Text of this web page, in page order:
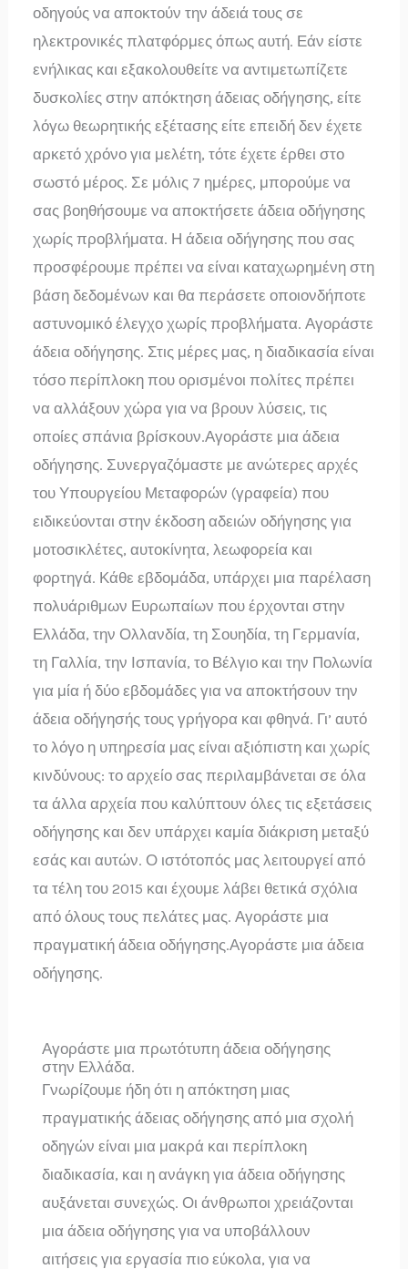
οδηγούς να αποκτούν την άδειά τους σε
ηλεκτρονικές πλατφόρμες όπως αυτή. Εάν είστε
ενήλικας και εξακολουθείτε να αντιμετωπίζετε
δυσκολίες στην απόκτηση άδειας οδήγησης, είτε
λόγω θεωρητικής εξέτασης είτε επειδή δεν έχετε
αρκετό χρόνο για μελέτη, τότε έχετε έρθει στο
σωστό μέρος. Σε μόλις 7 ημέρες, μπορούμε να
σας βοηθήσουμε να αποκτήσετε άδεια οδήγησης
χωρίς προβλήματα. Η άδεια οδήγησης που σας
προσφέρουμε πρέπει να είναι καταχωρημένη στη
βάση δεδομένων και θα περάσετε οποιονδήποτε
αστυνομικό έλεγχο χωρίς προβλήματα. Αγοράστε
άδεια οδήγησης. Στις μέρες μας, η διαδικασία είναι
τόσο περίπλοκη που ορισμένοι πολίτες πρέπει
να αλλάξουν χώρα για να βρουν λύσεις, τις
οποίες σπάνια βρίσκουν.Αγοράστε μια άδεια
οδήγησης. Συνεργαζόμαστε με ανώτερες αρχές
του Υπουργείου Μεταφορών (γραφεία) που
ειδικεύονται στην έκδοση αδειών οδήγησης για
μοτοσικλέτες, αυτοκίνητα, λεωφορεία και
φορτηγά. Κάθε εβδομάδα, υπάρχει μια παρέλαση
πολυάριθμων Ευρωπαίων που έρχονται στην
Ελλάδα, την Ολλανδία, τη Σουηδία, τη Γερμανία,
τη Γαλλία, την Ισπανία, το Βέλγιο και την Πολωνία
για μία ή δύο εβδομάδες για να αποκτήσουν την
άδεια οδήγησής τους γρήγορα και φθηνά. Γι’ αυτό
το λόγο η υπηρεσία μας είναι αξιόπιστη και χωρίς
κινδύνους: το αρχείο σας περιλαμβάνεται σε όλα
τα άλλα αρχεία που καλύπτουν όλες τις εξετάσεις
οδήγησης και δεν υπάρχει καμία διάκριση μεταξύ
εσάς και αυτών. Ο ιστότοπός μας λειτουργεί από
τα τέλη του 2015 και έχουμε λάβει θετικά σχόλια
από όλους τους πελάτες μας. Αγοράστε μια
πραγματική άδεια οδήγησης.Αγοράστε μια άδεια
οδήγησης.
Αγοράστε μια πρωτότυπη άδεια οδήγησης
στην Ελλάδα.
Γνωρίζουμε ήδη ότι η απόκτηση μιας
πραγματικής άδειας οδήγησης από μια σχολή
οδηγών είναι μια μακρά και περίπλοκη
διαδικασία, και η ανάγκη για άδεια οδήγησης
αυξάνεται συνεχώς. Οι άνθρωποι χρειάζονται
μια άδεια οδήγησης για να υποβάλλουν
αιτήσεις για εργασία πιο εύκολα, για να